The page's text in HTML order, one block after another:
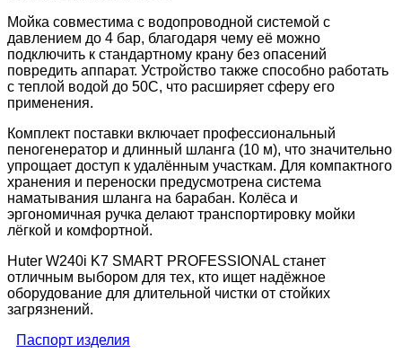
Мойка совместима с водопроводной системой с
давлением до 4 бар, благодаря чему её можно
подключить к стандартному крану без опасений
повредить аппарат. Устройство также способно работать
с теплой водой до 50C, что расширяет сферу его
применения.
Комплект поставки включает профессиональный
пеногенератор и длинный шланга (10 м), что значительно
упрощает доступ к удалённым участкам. Для компактного
хранения и переноски предусмотрена система
наматывания шланга на барабан. Колёса и
эргономичная ручка делают транспортировку мойки
лёгкой и комфортной.
Huter W240i K7 SMART PROFESSIONAL станет
отличным выбором для тех, кто ищет надёжное
оборудование для длительной чистки от стойких
загрязнений.
Паспорт изделия